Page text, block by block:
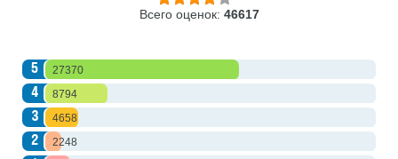
Всего оценок: 46617
5 27370
4 8794
3 4658
2 2248